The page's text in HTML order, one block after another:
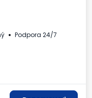
Podpora 24/7